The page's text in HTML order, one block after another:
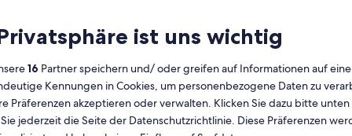
gefunden. Bitte gib
Verfügbarkeit zu prüfen.
Daten
2
ist uns wichtig
16 Partner speichern und/ oder greifen auf Informationen auf
Kennungen in Cookies, um personenbezogene Daten zu
Präferenzen akzeptieren oder verwalten. Klicken Sie dazu bitte
jederzeit die Seite der Datenschutzrichtlinie. Diese Präferenzen